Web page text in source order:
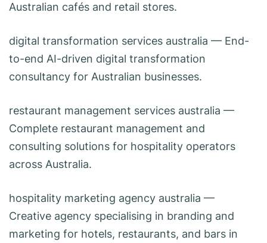
Australian cafés and retail stores.
digital transformation services australia — End-
to-end AI-driven digital transformation
consultancy for Australian businesses.
restaurant management services australia —
Complete restaurant management and
consulting solutions for hospitality operators
across Australia.
hospitality marketing agency australia —
Creative agency specialising in branding and
marketing for hotels, restaurants, and bars in